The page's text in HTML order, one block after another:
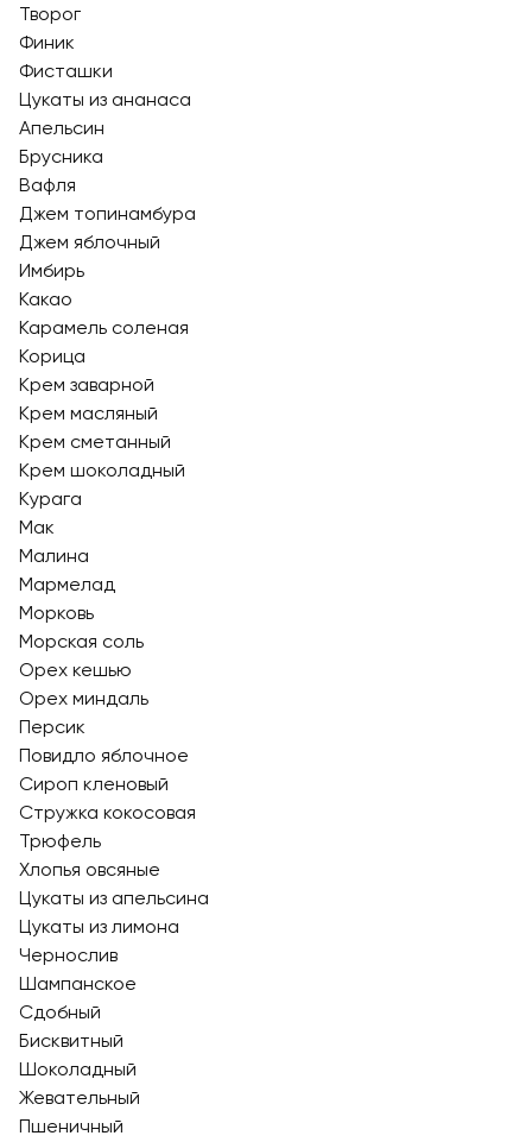
Творог
Финик
Фисташки
Цукаты из ананаса
Апельсин
Брусника
Вафля
Джем топинамбура
Джем яблочный
Имбирь
Какао
Карамель соленая
Корица
Крем заварной
Крем масляный
Крем сметанный
Крем шоколадный
Курага
Мак
Малина
Мармелад
Морковь
Морская соль
Орех кешью
Орех миндаль
Персик
Повидло яблочное
Сироп кленовый
Стружка кокосовая
Трюфель
Хлопья овсяные
Цукаты из апельсина
Цукаты из лимона
Чернослив
Шампанское
Сдобный
Бисквитный
Шоколадный
Жевательный
Пшеничный